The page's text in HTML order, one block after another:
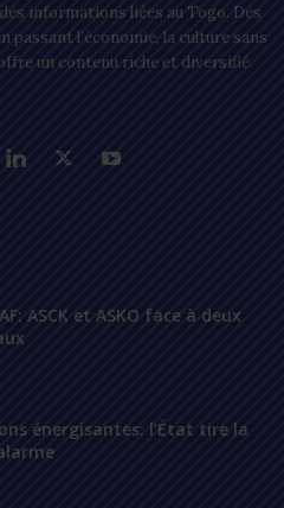
informations liées au Togo. Des
passant l’économie, la culture sans
un contenu riche et diversifié.
ASCK et ASKO face à deux
énergisantes: l’État tire la